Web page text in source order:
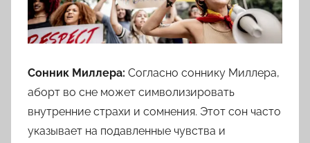
Цветкова,
Мусульманскому,
Русскому
Сонник Миллера: Согласно соннику Миллера,
аборт во сне может символизировать
внутренние страхи и сомнения. Этот сон часто
указывает на подавленные чувства и